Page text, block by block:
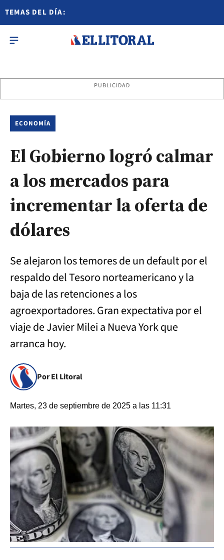
TEMAS DEL DÍA:
PUBLICIDAD
ECONOMÍA
El Gobierno logró calmar
a los mercados para
incrementar la oferta de
dólares
Se alejaron los temores de un default por el
respaldo del Tesoro norteamericano y la
baja de las retenciones a los
agroexportadores. Gran expectativa por el
viaje de Javier Milei a Nueva York que
arranca hoy.
Por El Litoral
Martes, 23 de septiembre de 2025 a las 11:31